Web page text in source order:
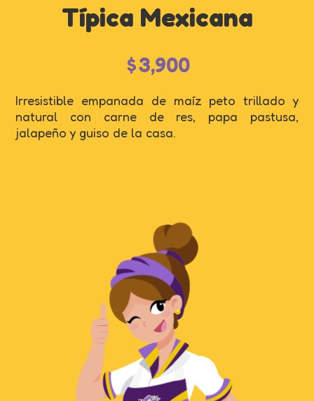
Típica Mexicana
$3,900
Irresistible empanada de maíz peto trillado y
natural con carne de res, papa pastusa,
jalapeño y guiso de la casa.